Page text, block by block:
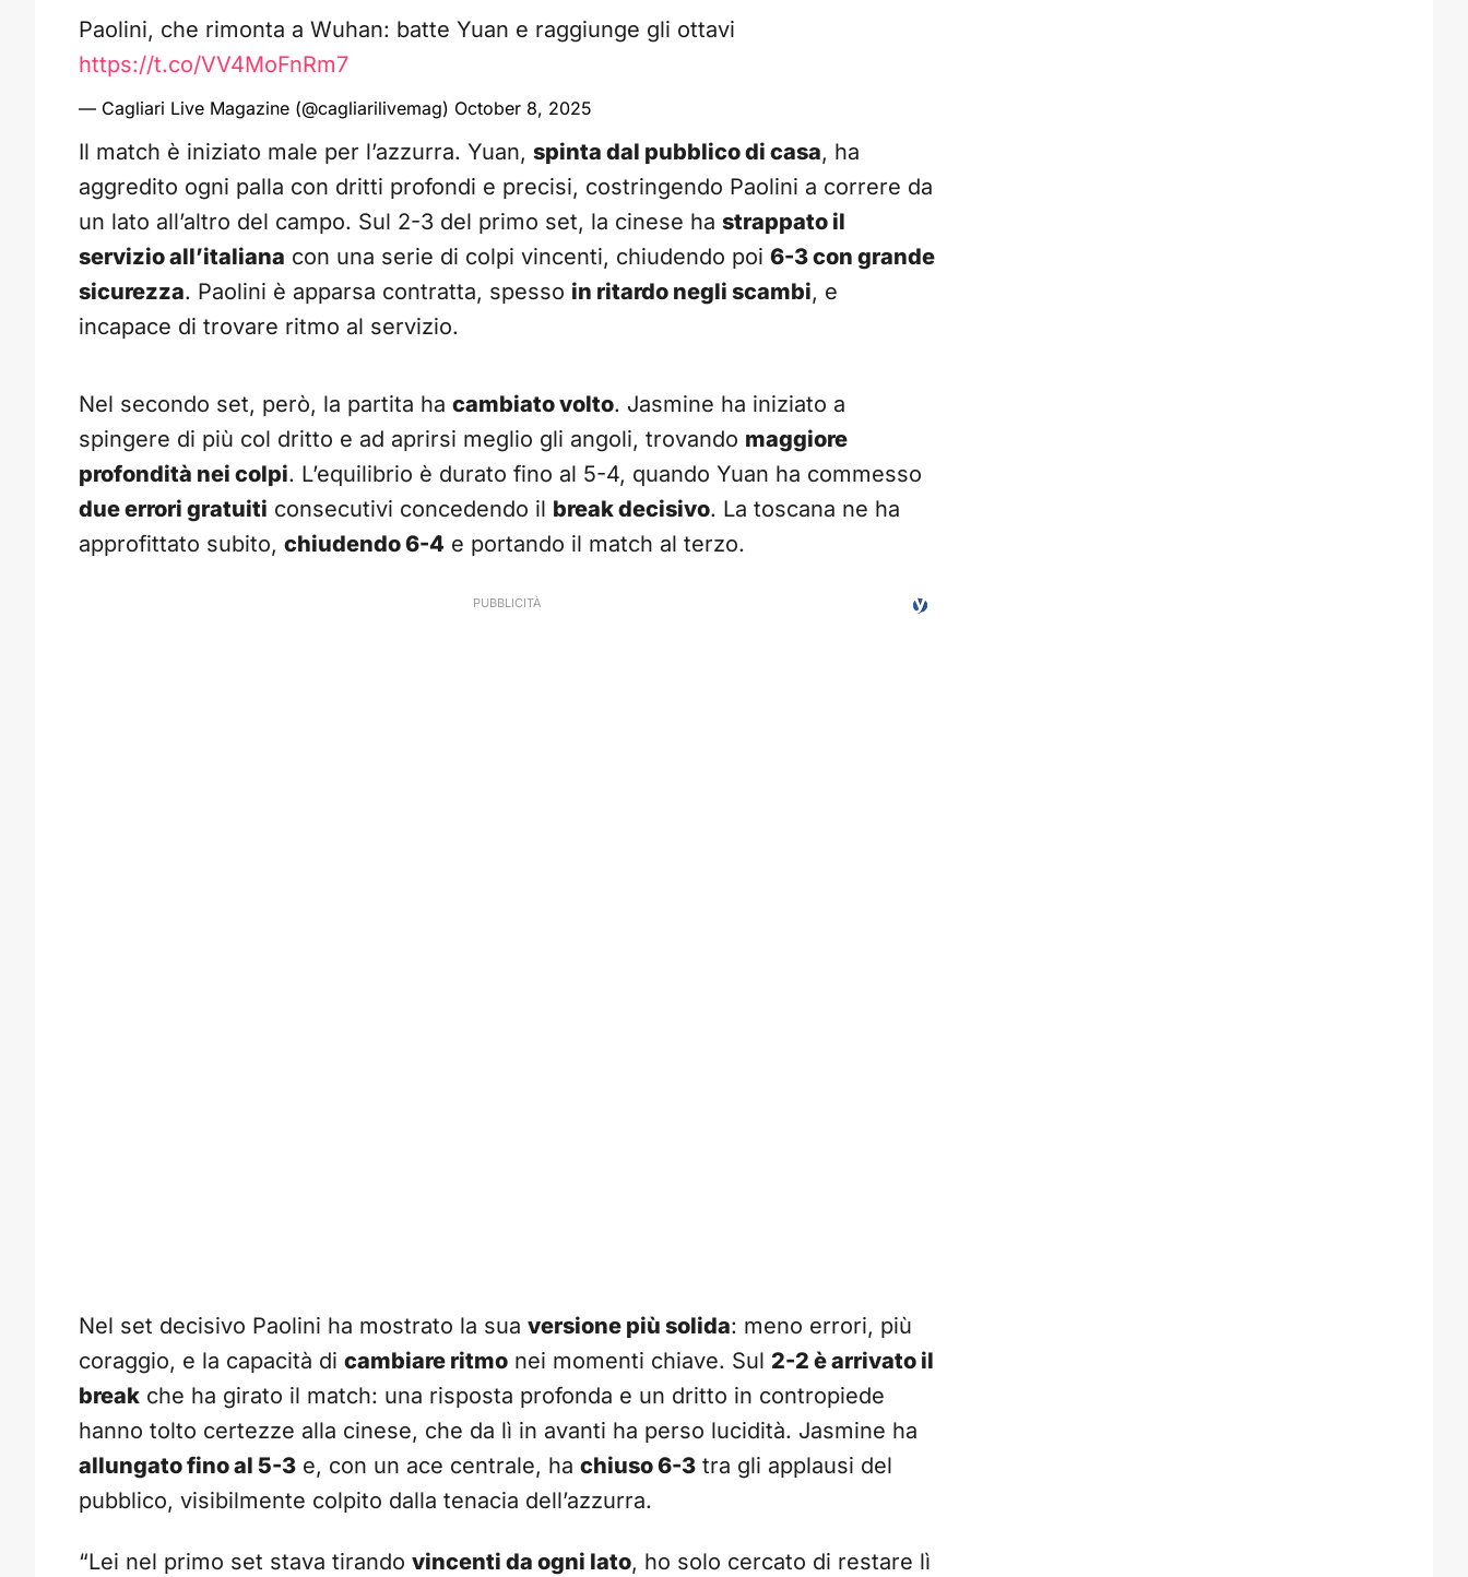
Paolini, che rimonta a Wuhan: batte Yuan e raggiunge gli ottavi
https://t.co/VV4MoFnRm7
— Cagliari Live Magazine (@cagliarilivemag) October 8, 2025
Il match è iniziato male per l’azzurra. Yuan, spinta dal pubblico di casa, ha
aggredito ogni palla con dritti profondi e precisi, costringendo Paolini a correre da
un lato all’altro del campo. Sul 2-3 del primo set, la cinese ha strappato il
servizio all’italiana con una serie di colpi vincenti, chiudendo poi 6-3 con grande
sicurezza. Paolini è apparsa contratta, spesso in ritardo negli scambi, e
incapace di trovare ritmo al servizio.
Nel secondo set, però, la partita ha cambiato volto. Jasmine ha iniziato a
spingere di più col dritto e ad aprirsi meglio gli angoli, trovando maggiore
profondità nei colpi. L’equilibrio è durato fino al 5-4, quando Yuan ha commesso
due errori gratuiti consecutivi concedendo il break decisivo. La toscana ne ha
approfittato subito, chiudendo 6-4 e portando il match al terzo.
Nel set decisivo Paolini ha mostrato la sua versione più solida: meno errori, più
coraggio, e la capacità di cambiare ritmo nei momenti chiave. Sul 2-2 è arrivato il
break che ha girato il match: una risposta profonda e un dritto in contropiede
hanno tolto certezze alla cinese, che da lì in avanti ha perso lucidità. Jasmine ha
allungato fino al 5-3 e, con un ace centrale, ha chiuso 6-3 tra gli applausi del
pubblico, visibilmente colpito dalla tenacia dell’azzurra.
“Lei nel primo set stava tirando vincenti da ogni lato, ho solo cercato di restare lì